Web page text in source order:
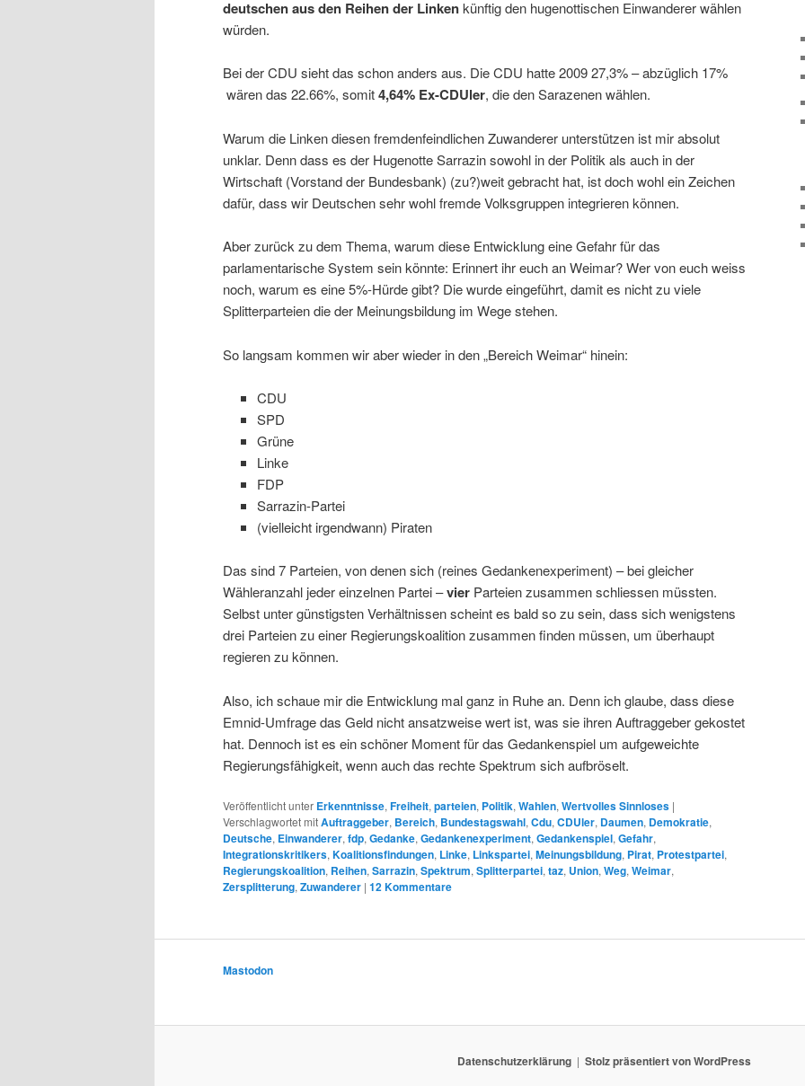
deutschen aus den Reihen der Linkenkünftig den hugenottischen Einwanderer wählen
würden.
Bei der CDU sieht das schon anders aus. Die CDU hatte 2009 27,3% – abzüglich 17%
wären das 22.66%, somit4,64% Ex-CDUler, die den Sarazenen wählen.
Warum die Linken diesen fremdenfeindlichen Zuwanderer unterstützen ist mir absolut
unklar. Denn dass es der Hugenotte Sarrazin sowohl in der Politik als auch in der
Wirtschaft (Vorstand der Bundesbank) (zu?)weit gebracht hat, ist doch wohl ein Zeichen
dafür, dass wir Deutschen sehr wohl fremde Volksgruppen integrieren können.
Aber zurück zu dem Thema, warum diese Entwicklung eine Gefahr für das
parlamentarische System sein könnte: Erinnert ihr euch an Weimar? Wer von euch weiss
noch, warum es eine 5%-Hürde gibt? Die wurde eingeführt, damit es nicht zu viele
Splitterparteien die der Meinungsbildung im Wege stehen.
So langsam kommen wir aber wieder in den „Bereich Weimar“ hinein:
CDU
SPD
Grüne
Linke
FDP
Sarrazin-Partei
(vielleicht irgendwann) Piraten
Das sind 7 Parteien, von denen sich (reines Gedankenexperiment) – bei gleicher
Wähleranzahl jeder einzelnen Partei –vier Parteien zusammen schliessen müssten.
Selbst unter günstigsten Verhältnissen scheint es bald so zu sein, dass sich wenigstens
drei Parteien zu einer Regierungskoalition zusammen finden müssen, um überhaupt
regieren zu können.
Also, ich schaue mir die Entwicklung mal ganz in Ruhe an. Denn ich glaube, dass diese
Emnid-Umfrage das Geld nicht ansatzweise wert ist, was sie ihren Auftraggeber gekostet
hat. Dennoch ist es ein schöner Moment für das Gedankenspiel um aufgeweichte
Regierungsfähigkeit, wenn auch das rechte Spektrum sich aufbröselt.
Veröffentlicht unter Erkenntnisse, Freiheit, parteien, Politik, Wahlen, Wertvolles Sinnloses |
Verschlagwortet mitAuftraggeber, Bereich, Bundestagswahl, Cdu, CDUler, Daumen, Demokratie,
Deutsche, Einwanderer, fdp, Gedanke, Gedankenexperiment, Gedankenspiel, Gefahr,
Integrationskritikers, Koalitionsfindungen, Linke, Linkspartei, Meinungsbildung, Pirat, Protestpartei,
Regierungskoalition, Reihen, Sarrazin, Spektrum, Splitterpartei, taz, Union, Weg, Weimar,
Zersplitterung, Zuwanderer | 12Kommentare
Mastodon
Datenschutzerklärung Stolz präsentiert von WordPress